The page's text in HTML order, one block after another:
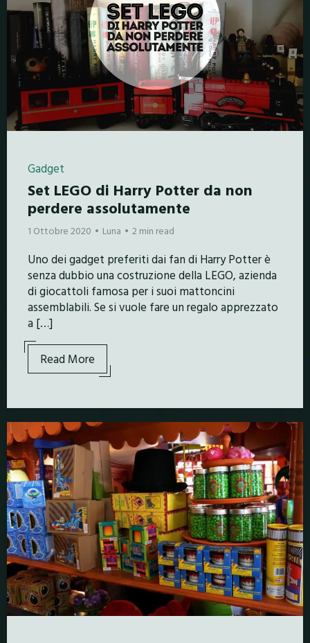
Gadget
Set LEGO di Harry Potter da non
perdere assolutamente
1 Ottobre 2020 Luna 2 min read
Uno dei gadget preferiti dai fan di Harry Potter è
senza dubbio una costruzione della LEGO, azienda
di giocattoli famosa per i suoi mattoncini
assemblabili. Se si vuole fare un regalo apprezzato
a […]
Read More